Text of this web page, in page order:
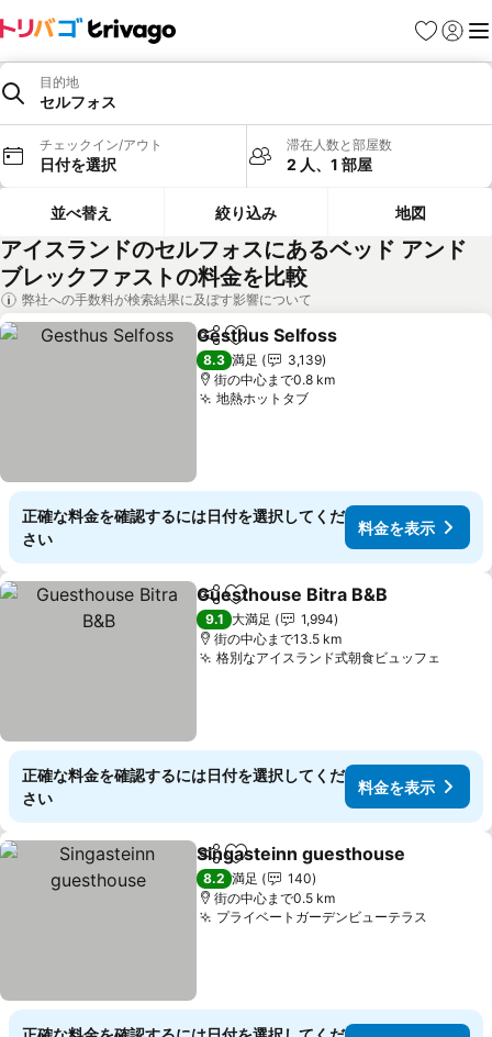
お気に入り
ログイ
メ
目的地
セルフォス
チェックイン/アウト
日付を選択
滞在人数と部屋数
2 人、1 部屋
並べ替え 絞り込み 地図
アイスランドのセルフォスにあるベッド アンド
ブレックファストの料金を比較
弊社への手数料が検索結果に及ぼす影響について
シェアお気に入りに追加
Gesthus Selfoss
8.3 満足
3,139
街の中心まで0.8 km
地熱ホットタブ
正確な料金を確認するには日付を選択してくだ
さい
料金を表示
シェアお気に入りに追加
Guesthouse Bitra B&B
9.1 大満足
1,994
街の中心まで13.5 km
格別なアイスランド式朝食ビュッフェ
正確な料金を確認するには日付を選択してくだ
さい
料金を表示
シェアお気に入りに追加
Singasteinn guesthouse
8.2 満足
140
街の中心まで0.5 km
プライベートガーデンビューテラス